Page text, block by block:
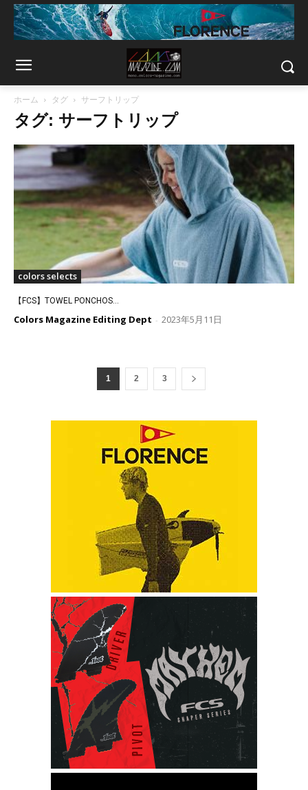
ホーム タグ サーフトリップ
タグ: サーフトリップ
colors selects
【FCS】TOWEL PONCHOS...
Colors Magazine Editing Dept - 2023年5月11日
1 2 3